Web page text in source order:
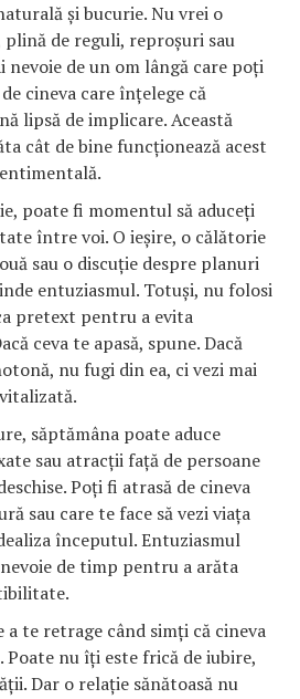
și bucurie. Nu vrei o
plină de reguli, reproșuri sau
nevoie de un om lângă care poți
cineva care înțelege că
lipsă de implicare. Această
cât de bine funcționează acest
poate fi momentul să aduceți
între voi. O ieșire, o călătorie
sau o discuție despre planuri
entuziasmul. Totuși, nu folosi
pretext pentru a evita
ceva te apasă, spune. Dacă
nu fugi din ea, ci vezi mai
săptămâna poate aduce
sau atracții față de persoane
Poți fi atrasă de cineva
sau care te face să vezi viața
începutul. Entuziasmul
de timp pentru a arăta
te retrage când simți că cineva
Poate nu îți este frică de iubire,
Dar o relație sănătoasă nu